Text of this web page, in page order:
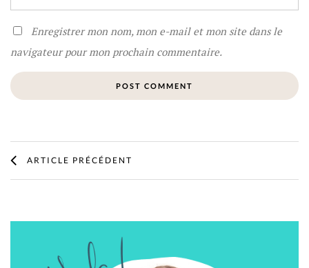
Enregistrer mon nom, mon e-mail et mon site dans le
navigateur pour mon prochain commentaire.
ARTICLE PRÉCÉDENT